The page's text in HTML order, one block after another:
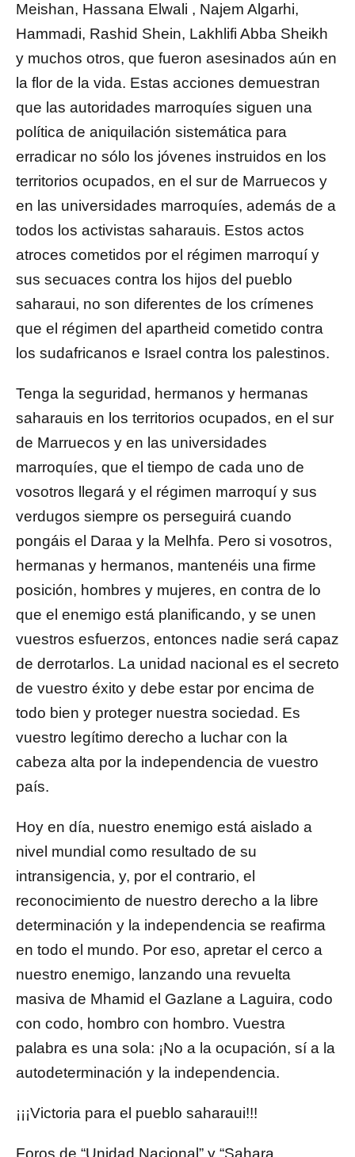
Meishan, Hassana Elwali , Najem Algarhi,
Hammadi, Rashid Shein, Lakhlifi Abba Sheikh
y muchos otros, que fueron asesinados aún en
la flor de la vida. Estas acciones demuestran
que las autoridades marroquíes siguen una
política de aniquilación sistemática para
erradicar no sólo los jóvenes instruidos en los
territorios ocupados, en el sur de Marruecos y
en las universidades marroquíes, además de a
todos los activistas saharauis. Estos actos
atroces cometidos por el régimen marroquí y
sus secuaces contra los hijos del pueblo
saharaui, no son diferentes de los crímenes
que el régimen del apartheid cometido contra
los sudafricanos e Israel contra los palestinos.
Tenga la seguridad, hermanos y hermanas
saharauis en los territorios ocupados, en el sur
de Marruecos y en las universidades
marroquíes, que el tiempo de cada uno de
vosotros llegará y el régimen marroquí y sus
verdugos siempre os perseguirá cuando
pongáis el Daraa y la Melhfa. Pero si vosotros,
hermanas y hermanos, mantenéis una firme
posición, hombres y mujeres, en contra de lo
que el enemigo está planificando, y se unen
vuestros esfuerzos, entonces nadie será capaz
de derrotarlos. La unidad nacional es el secreto
de vuestro éxito y debe estar por encima de
todo bien y proteger nuestra sociedad. Es
vuestro legítimo derecho a luchar con la
cabeza alta por la independencia de vuestro
país.
Hoy en día, nuestro enemigo está aislado a
nivel mundial como resultado de su
intransigencia, y, por el contrario, el
reconocimiento de nuestro derecho a la libre
determinación y la independencia se reafirma
en todo el mundo. Por eso, apretar el cerco a
nuestro enemigo, lanzando una revuelta
masiva de Mhamid el Gazlane a Laguira, codo
con codo, hombro con hombro. Vuestra
palabra es una sola: ¡No a la ocupación, sí a la
autodeterminación y la independencia.
¡¡¡Victoria para el pueblo saharaui!!!